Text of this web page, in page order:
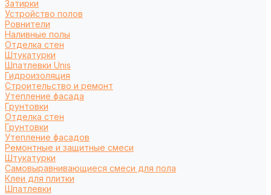
Затирки
Устройство полов
Ровнители
Наливные полы
Отделка стен
Штукатурки
Шпатлевки Unis
Гидроизоляция
Строительство и ремонт
Утепление фасада
Грунтовки
Отделка стен
Грунтовки
Утепление фасадов
Ремонтные и защитные смеси
Штукатурки
Самовыравнивающиеся смеси для пола
Клеи для плитки
Шпатлевки